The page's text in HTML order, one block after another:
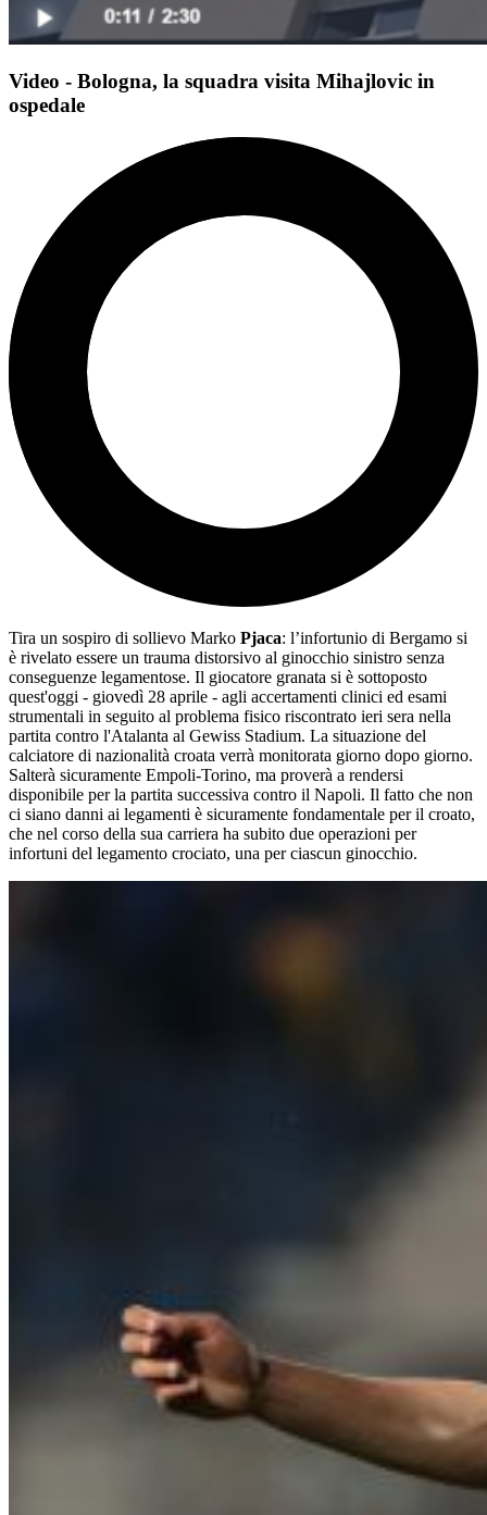
Video - Bologna, la squadra visita Mihajlovic in
ospedale
Tira un sospiro di sollievo Marko Pjaca: l’infortunio di Bergamo si
è rivelato essere un trauma distorsivo al ginocchio sinistro senza
conseguenze legamentose. Il giocatore granata si è sottoposto
quest'oggi - giovedì 28 aprile - agli accertamenti clinici ed esami
strumentali in seguito al problema fisico riscontrato ieri sera nella
partita contro l'Atalanta al Gewiss Stadium. La situazione del
calciatore di nazionalità croata verrà monitorata giorno dopo giorno.
Salterà sicuramente Empoli-Torino, ma proverà a rendersi
disponibile per la partita successiva contro il Napoli. Il fatto che non
ci siano danni ai legamenti è sicuramente fondamentale per il croato,
che nel corso della sua carriera ha subito due operazioni per
infortuni del legamento crociato, una per ciascun ginocchio.